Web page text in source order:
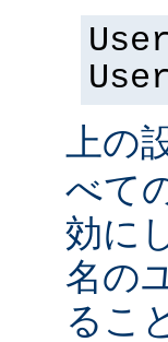
上の
べて
効に
名の
るこ